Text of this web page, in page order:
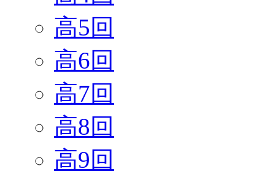
高5回
高6回
高7回
高8回
高9回